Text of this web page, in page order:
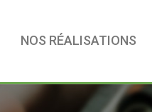
NOS RÉALISATIONS